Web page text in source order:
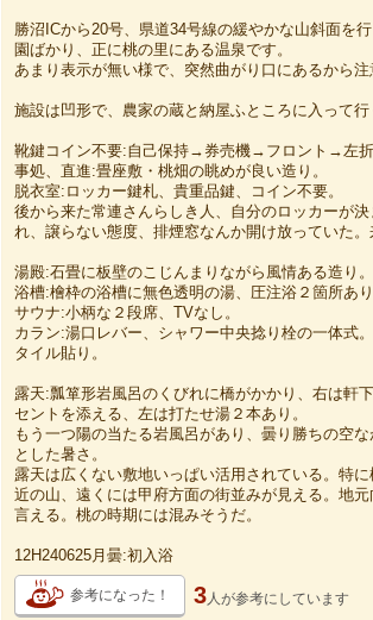
勝沼ICから20号、県道34号線の緩やかな山斜面を
園ばかり、正に桃の里にある温泉です。
あまり表示が無い様で、突然曲がり口にあるから注
施設は凹形で、農家の蔵と納屋ふところに入って行
靴鍵コイン不要:自己保持→券売機→フロント→左
事処、直進:畳座敷・桃畑の眺めが良い造り。
脱衣室:ロッカー鍵札、貴重品鍵、コイン不要。
後から来た常連さんらしき人、自分のロッカーが
れ、譲らない態度、排煙窓なんか開け放っていた。
湯殿:石畳に板壁のこじんまりながら風情ある造り。
浴槽:檜枠の浴槽に無色透明の湯、圧注浴２箇所あり
サウナ:小柄な２段席、TVなし。
カラン:湯口レバー、シャワー中央捻り栓の一体式
タイル貼り。
露天:瓢箪形岩風呂のくびれに橋がかかり、右は軒
セントを添える、左は打たせ湯２本あり。
もう一つ陽の当たる岩風呂があり、曇り勝ちの空
とした暑さ。
露天は広くない敷地いっぱい活用されている。特
近の山、遠くには甲府方面の街並みが見える。地
言える。桃の時期には混みそうだ。
12H240625月曇:初入浴
参考になった！ 3人が参考にしています